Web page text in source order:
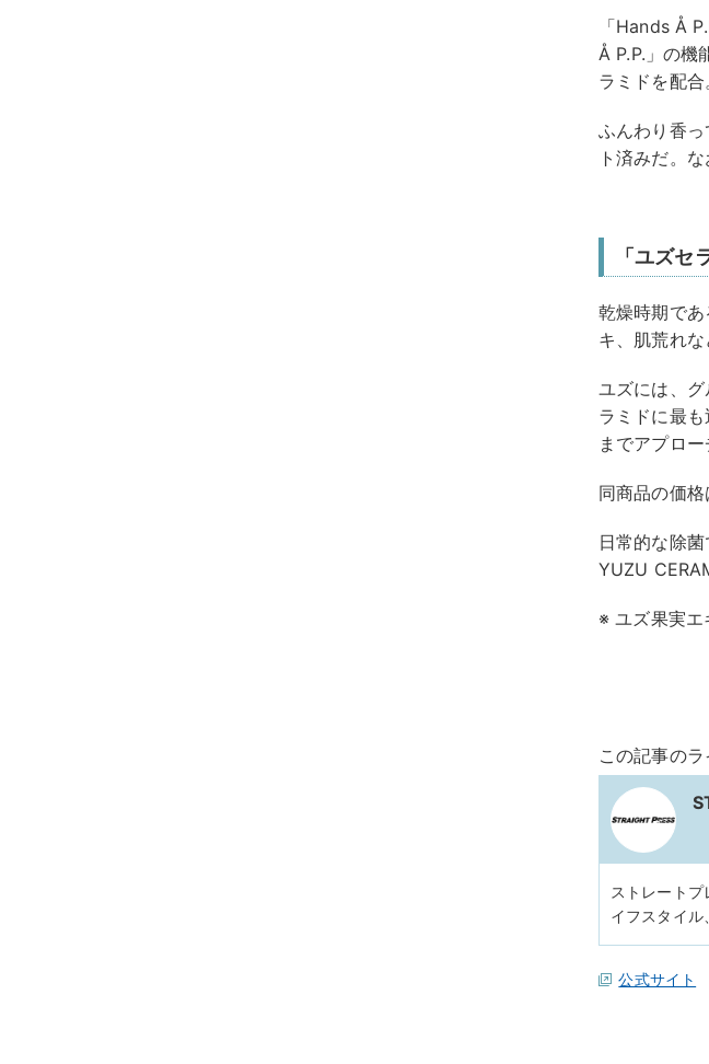
「Hands Å
Å P.P.」の機
ラミドを配合
ふんわり香
ト済みだ。
「ユズセ
乾燥時期で
キ、肌荒れな
ユズには、
ラミドに最
までアプロー
同商品の価
日常的な除
YUZU
※ ユズ果実エ
この記事のラ
ストレート
イフスタイル
公式サイト